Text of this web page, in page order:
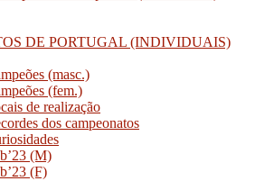
DE PORTUGAL (INDIVIDUAIS)
(masc.)
(fem.)
de realização
dos campeonatos
(M)
(F)